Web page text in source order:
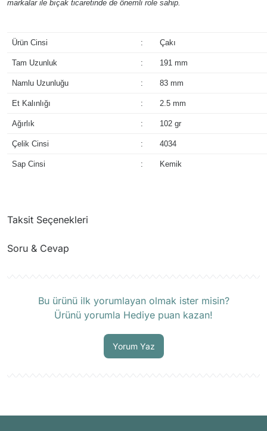
markalar ile bıçak ticaretinde de önemli role sahip.
Ürün Cinsi : Çakı
Tam Uzunluk : 191 mm
Namlu Uzunluğu : 83 mm
Et Kalınlığı : 2.5 mm
Ağırlık : 102 gr
Çelik Cinsi : 4034
Sap Cinsi : Kemik
Taksit Seçenekleri
Soru & Cevap
Bu ürünü ilk yorumlayan olmak ister misin?
Ürünü yorumla Hediye puan kazan!
Yorum Yaz